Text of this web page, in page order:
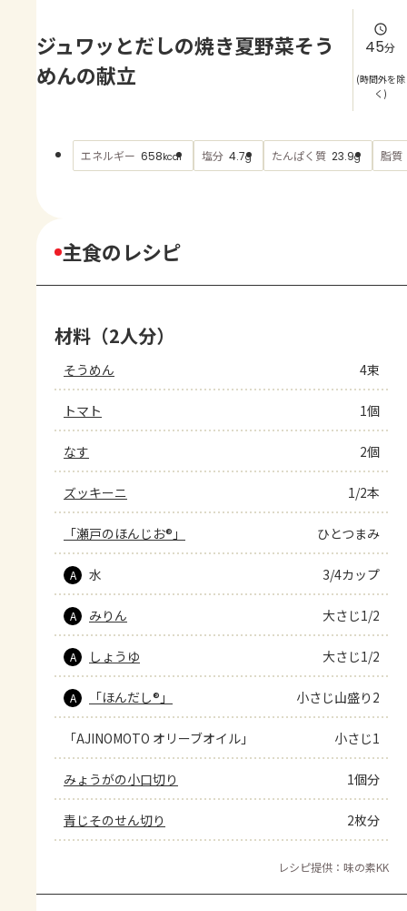
AJINOMOTO PARK とは
ジュワッとだしの焼き夏野菜そう
めんの献立
45分
(時間外を除
く)
エネルギー 658kcal 塩分 4.7g たんぱく質 23.9g 脂質
主食のレシピ
材料（2人分）
そうめん 4束
トマト 1個
なす 2個
ズッキーニ 1/2本
「瀬戸のほんじお®」 ひとつまみ
A 水 3/4カップ
A みりん 大さじ1/2
A しょうゆ 大さじ1/2
A 「ほんだし®」 小さじ山盛り2
「AJINOMOTO オリーブオイル」 小さじ1
みょうがの小口切り 1個分
青じそのせん切り 2枚分
レシピ提供：味の素KK